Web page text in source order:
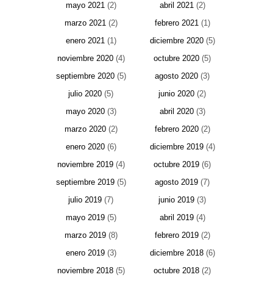
mayo 2021(2) abril 2021(2)
marzo 2021(2) febrero 2021(1)
enero 2021(1) diciembre 2020(5)
noviembre 2020(4) octubre 2020 (5)
septiembre 2020(5) agosto 2020 (3)
julio 2020 (5) junio 2020 (2)
mayo 2020(3) abril 2020(3)
marzo 2020(2) febrero 2020(2)
enero 2020(6) diciembre 2019(4)
noviembre 2019(4) octubre 2019 (6)
septiembre 2019(5) agosto 2019 (7)
julio 2019 (7) junio 2019 (3)
mayo 2019(5) abril 2019(4)
marzo 2019(8) febrero 2019(2)
enero 2019(3) diciembre 2018(6)
noviembre 2018(5) octubre 2018 (2)